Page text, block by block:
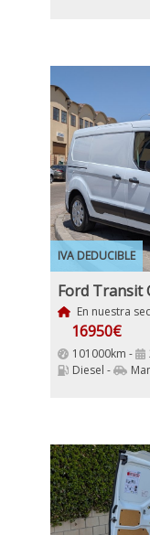
IVA DEDUCIBLE
En nuestra
16950€
101000km -
Diesel -